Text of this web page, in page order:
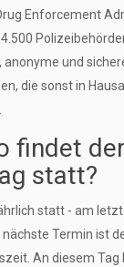
Enforcement
und
die sonst in
findet der
statt?
statt - am
Termin ist
An diesem Tag